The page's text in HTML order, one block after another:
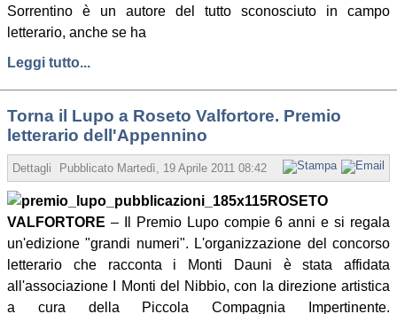
Sorrentino è un autore del tutto sconosciuto in campo
letterario, anche se ha
Leggi tutto...
Torna il Lupo a Roseto Valfortore. Premio
letterario dell'Appennino
Dettagli Pubblicato Martedì, 19 Aprile 2011 08:42 Scritto da Redazione
ROSETO
VALFORTORE – Il Premio Lupo compie 6 anni e si regala
un'edizione "grandi numeri". L'organizzazione del concorso
letterario che racconta i Monti Dauni è stata affidata
all'associazione I Monti del Nibbio, con la direzione artistica
a cura della Piccola Compagnia Impertinente.